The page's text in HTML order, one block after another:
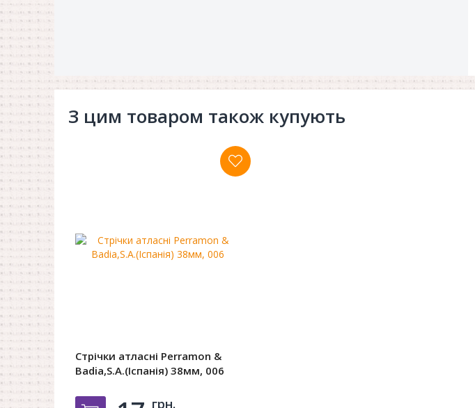
З цим товаром також купують
Стрічки атласні Perramon &
Badia,S.A.(Іспанія) 38мм, 006
грн.